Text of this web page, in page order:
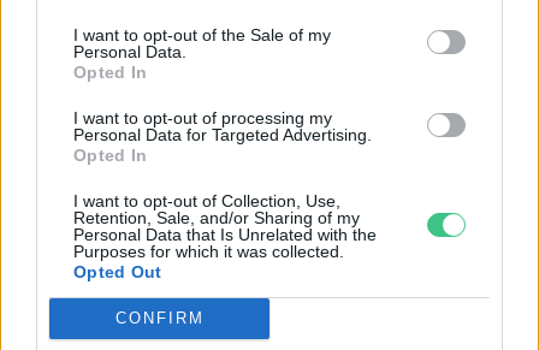
I want to opt-out of the Sale of my
Personal Data.
Opted In
I want to opt-out of processing my
Personal Data for Targeted Advertising.
Opted In
I want to opt-out of Collection, Use,
Retention, Sale, and/or Sharing of my
Personal Data that Is Unrelated with the
Purposes for which it was collected.
Opted Out
CONFIRM
Még Paks kiesését is áthidalhatná a
megfelelő energiatárolás
Minden évszázadra jutott egy
„szuperaszály”, az idei év mégis más